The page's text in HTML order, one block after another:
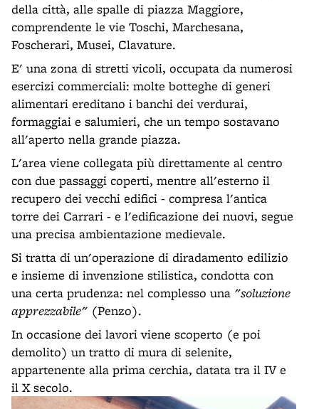
della città, alle spalle di piazza Maggiore,
comprendente le vie Toschi, Marchesana,
Foscherari, Musei, Clavature.
E' una zona di stretti vicoli, occupata da numerosi
esercizi commerciali: molte botteghe di generi
alimentari ereditano i banchi dei verdurai,
formaggiai e salumieri, che un tempo sostavano
all'aperto nella grande piazza.
L'area viene collegata più direttamente al centro
con due passaggi coperti, mentre all'esterno il
recupero dei vecchi edifici - compresa l'antica
torre dei Carrari - e l'edificazione dei nuovi, segue
una precisa ambientazione medievale.
Si tratta di un'operazione di diradamento edilizio
e insieme di invenzione stilistica, condotta con
una certa prudenza: nel complesso una "soluzione
apprezzabile" (Penzo).
In occasione dei lavori viene scoperto (e poi
demolito) un tratto di mura di selenite,
appartenente alla prima cerchia, datata tra il IV e
il X secolo.